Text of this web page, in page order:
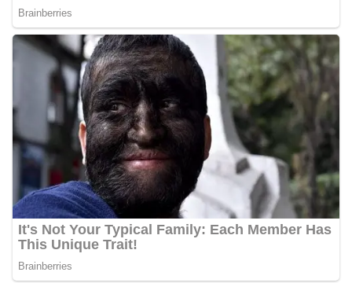
situasi Kamtibmas yang aman dan kondusif,
sekaligus menumbuhkan semangat nasionalisme
warga dalam menyambut Hari Kemerdekaan RI.
Percepat Penanganan Infrastruktur Kota Medan,
Dinas SDABMBK Perkuat Sinergi dengan
Kecamatan
Ketua DPRD Medan Terima Silaturahmi Kapolres
Belawan, Bahas Narkoba, Kriminalitas hingga
Potensi Ekonomi
Bhabinkamtibmas Polsek Medan Sunggal
Sambangi Warga Kelurahan Sunggal, Ingatkan
Pemasangan Bendera Merah Putih Jelang HUT
Kemerdekaan RI‎‎Medan, 5 Agustus 2026 — Dalam
rangka menyambut Hari Ulang Tahun
Kemerdekaan Republik Indonesia yang ke-81,
Bhabinkamtibmas Kelurahan Sunggal, Aiptu